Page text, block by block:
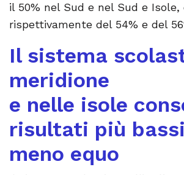
il 50% nel Sud e nel Sud e Isole,
rispettivamente del 54% e del
Il sistema
meridione
e nelle isole
risultati più
meno equo